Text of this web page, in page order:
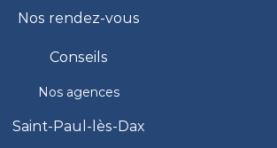
Nos rendez-vous
Conseils
Nos agences
Saint-Paul-lès-Dax